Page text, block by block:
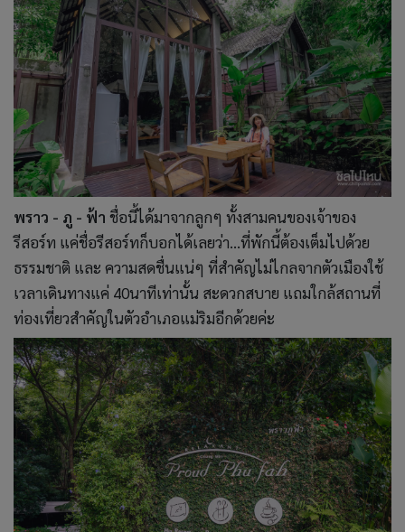
พราว - ภู - ฟ้า ชื่อนี้ได้มาจากลูกๆ ทั้งสามคนของเจ้าของ
รีสอร์ท แค่ชื่อรีสอร์ทก็บอกได้เลยว่า...ที่พักนี้ต้องเต็มไปด้วย
ธรรมชาติ และ ความสดชื่นแน่ๆ ที่สำคัญไม่ไกลจากตัวเมืองใช้
เวลาเดินทางแค่ 40นาทีเท่านั้น สะดวกสบาย แถมใกล้สถานที่
ท่องเที่ยวสำคัญในตัวอำเภอแม่ริมอีกด้วยค่ะ